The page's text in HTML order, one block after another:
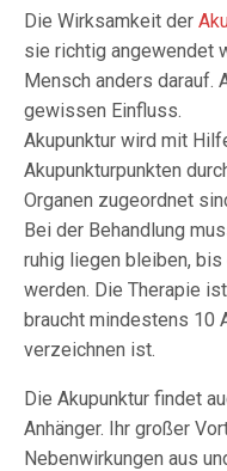
Die Wirksamkeit der
sie richtig angewendet
Mensch anders darauf.
gewissen Einfluss.
Akupunktur wird mit
Akupunkturpunkten
Organen zugeordnet
Bei der Behandlung
ruhig liegen bleiben,
werden. Die Therapie
braucht mindestens 10
verzeichnen ist.
Die Akupunktur findet
Anhänger. Ihr großer
Nebenwirkungen aus